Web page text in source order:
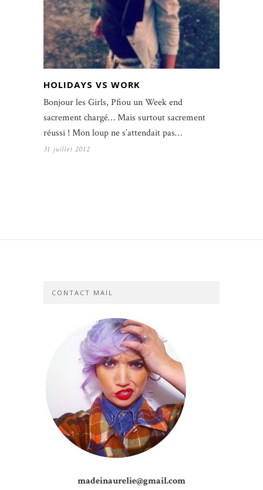
HOLIDAYS VS WORK
Bonjour les Girls, Pfiou un Week end
sacrement chargé… Mais surtout sacrement
réussi ! Mon loup ne s’attendait pas…
31 juillet 2012
CONTACT MAIL
madeinaurelie@gmail.com